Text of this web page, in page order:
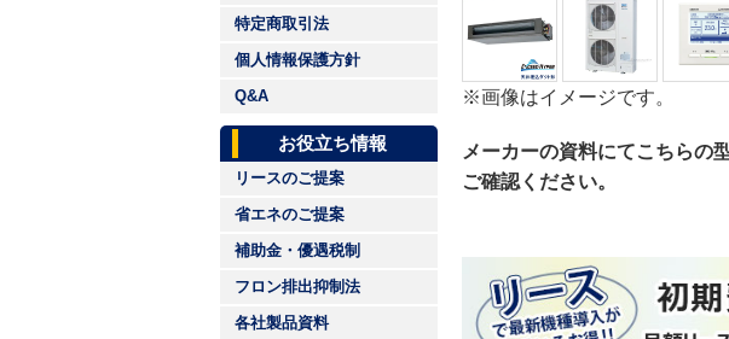
特定商取引法
個人情報保護方針
Q&A
お役立ち情報
リースのご提案
省エネのご提案
補助金・優遇税制
フロン排出抑制法
各社製品資料
※画像はイメージです。
メーカーの資料にてこちらの
ご確認ください。